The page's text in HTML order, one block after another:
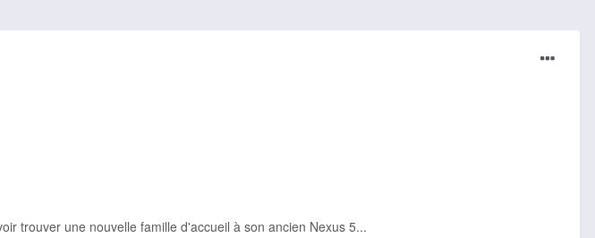
trouver une nouvelle famille d'accueil à son ancien Nexus 5...